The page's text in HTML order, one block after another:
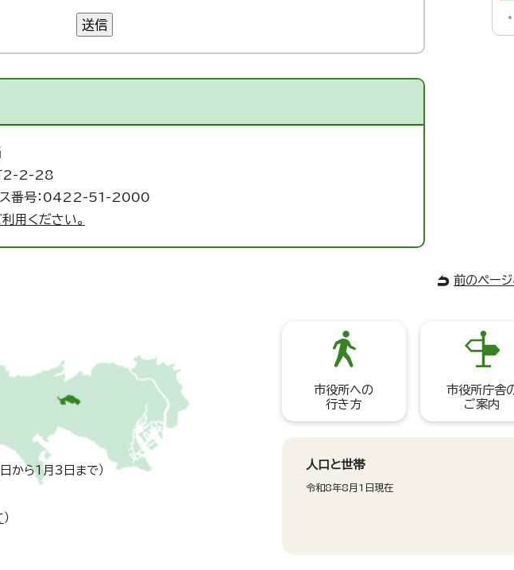
送信
2-2-28
番号：0422-51-2000
用ください。
前のペー
から1月3日まで）
）
市役所への
行き方
市役所庁舎
ご案内
人口と世帯
令和8年8月1日現在